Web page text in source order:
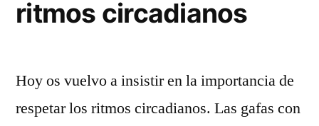
ritmos circadianos
Hoy os vuelvo a insistir en la importancia de
respetar los ritmos circadianos. Las gafas con